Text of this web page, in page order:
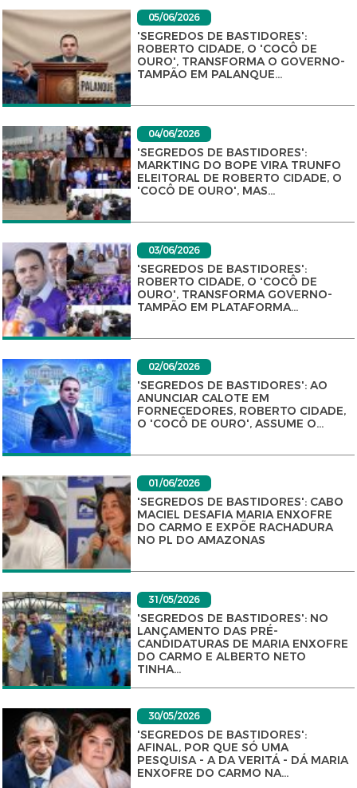
05/06/2026
'SEGREDOS DE BASTIDORES':
ROBERTO CIDADE, O 'COCÔ DE
OURO', TRANSFORMA O GOVERNO-
TAMPÃO EM PALANQUE...
04/06/2026
'SEGREDOS DE BASTIDORES':
MARKTING DO BOPE VIRA TRUNFO
ELEITORAL DE ROBERTO CIDADE, O
'COCÔ DE OURO', MAS...
03/06/2026
'SEGREDOS DE BASTIDORES':
ROBERTO CIDADE, O 'COCÔ DE
OURO', TRANSFORMA GOVERNO-
TAMPÃO EM PLATAFORMA...
02/06/2026
'SEGREDOS DE BASTIDORES': AO
ANUNCIAR CALOTE EM
FORNECEDORES, ROBERTO CIDADE,
O 'COCÔ DE OURO', ASSUME O...
01/06/2026
'SEGREDOS DE BASTIDORES': CABO
MACIEL DESAFIA MARIA ENXOFRE
DO CARMO E EXPÕE RACHADURA
NO PL DO AMAZONAS
31/05/2026
'SEGREDOS DE BASTIDORES': NO
LANÇAMENTO DAS PRÉ-
CANDIDATURAS DE MARIA ENXOFRE
DO CARMO E ALBERTO NETO
TINHA...
30/05/2026
'SEGREDOS DE BASTIDORES':
AFINAL, POR QUE SÓ UMA
PESQUISA - A DA VERITÁ - DÁ MARIA
ENXOFRE DO CARMO NA...